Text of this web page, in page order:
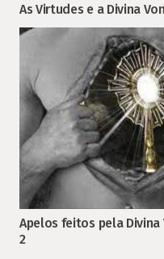
As Virtudes e a Divina
Apelos feitos pela
2